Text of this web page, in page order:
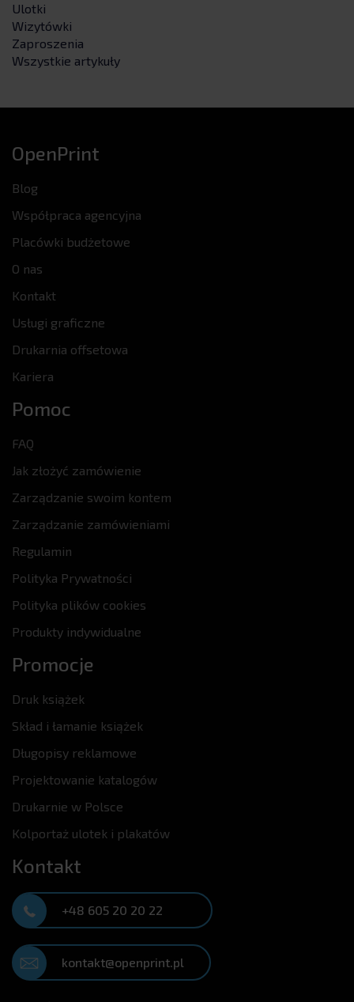
Ulotki
Wizytówki
Zaproszenia
Wszystkie artykuły
OpenPrint
Blog
Współpraca agencyjna
Placówki budżetowe
O nas
Kontakt
Usługi graficzne
Drukarnia offsetowa
Kariera
Pomoc
FAQ
Jak złożyć zamówienie
Zarządzanie swoim kontem
Zarządzanie zamówieniami
Regulamin
Polityka Prywatności
Polityka plików cookies
Produkty indywidualne
Promocje
Druk książek
Skład i łamanie książek
Długopisy reklamowe
Projektowanie katalogów
Drukarnie w Polsce
Kolportaż ulotek i plakatów
Kontakt
+48 605 20 20 22
kontakt@openprint.pl